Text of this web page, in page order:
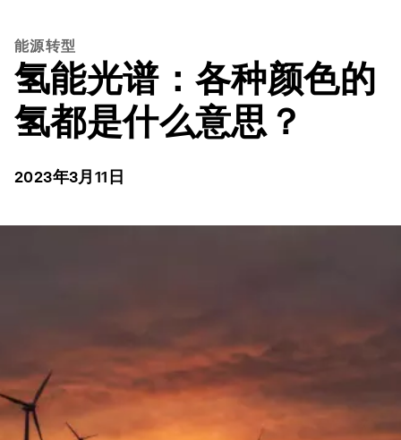
能源转型
氢能光谱：各种颜色的
氢都是什么意思？
2023年3月11日